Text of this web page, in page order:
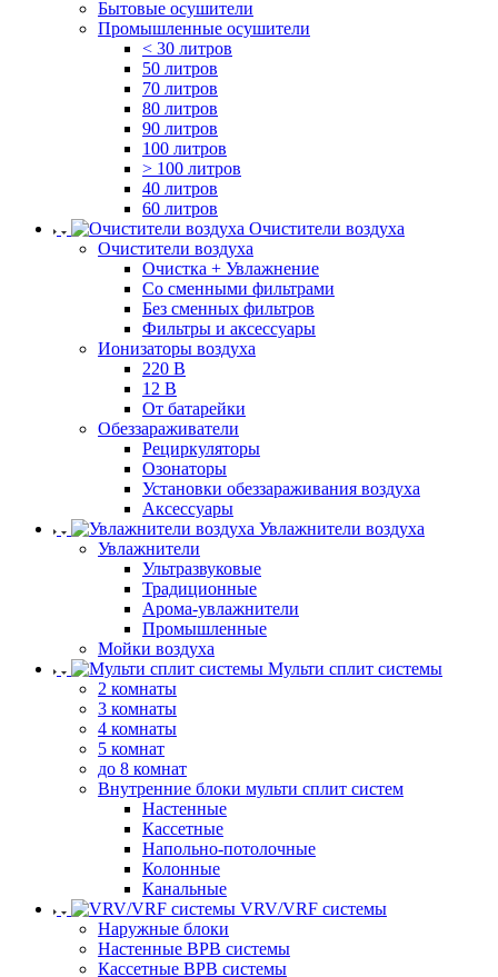
Бытовые осушители
Промышленные осушители
< 30 литров
50 литров
70 литров
80 литров
90 литров
100 литров
> 100 литров
40 литров
60 литров
Очистители воздуха
Очистители воздуха
Очистка + Увлажнение
Cо сменными фильтрами
Без сменных фильтров
Фильтры и аксессуары
Ионизаторы воздуха
220 В
12 В
От батарейки
Обеззараживатели
Рециркуляторы
Озонаторы
Установки обеззараживания воздуха
Аксессуары
Увлажнители воздуха
Увлажнители
Ультразвуковые
Традиционные
Арома-увлажнители
Промышленные
Мойки воздуха
Мульти сплит системы
2 комнаты
3 комнаты
4 комнаты
5 комнат
до 8 комнат
Внутренние блоки мульти сплит систем
Настенные
Кассетные
Напольно-потолочные
Колонные
Канальные
VRV/VRF системы
Наружные блоки
Настенные ВРВ системы
Кассетные ВРВ системы